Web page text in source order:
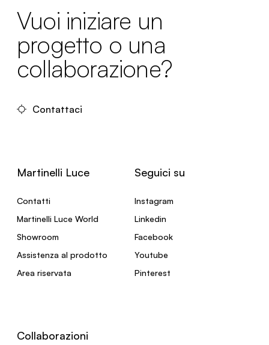
Vuoi iniziare un
progetto o una
collaborazione?
Contattaci
Martinelli Luce
Contatti
Martinelli Luce World
Showroom
Assistenza al prodotto
Area riservata
Seguici su
Instagram
Linkedin
Facebook
Youtube
Pinterest
Collaborazioni